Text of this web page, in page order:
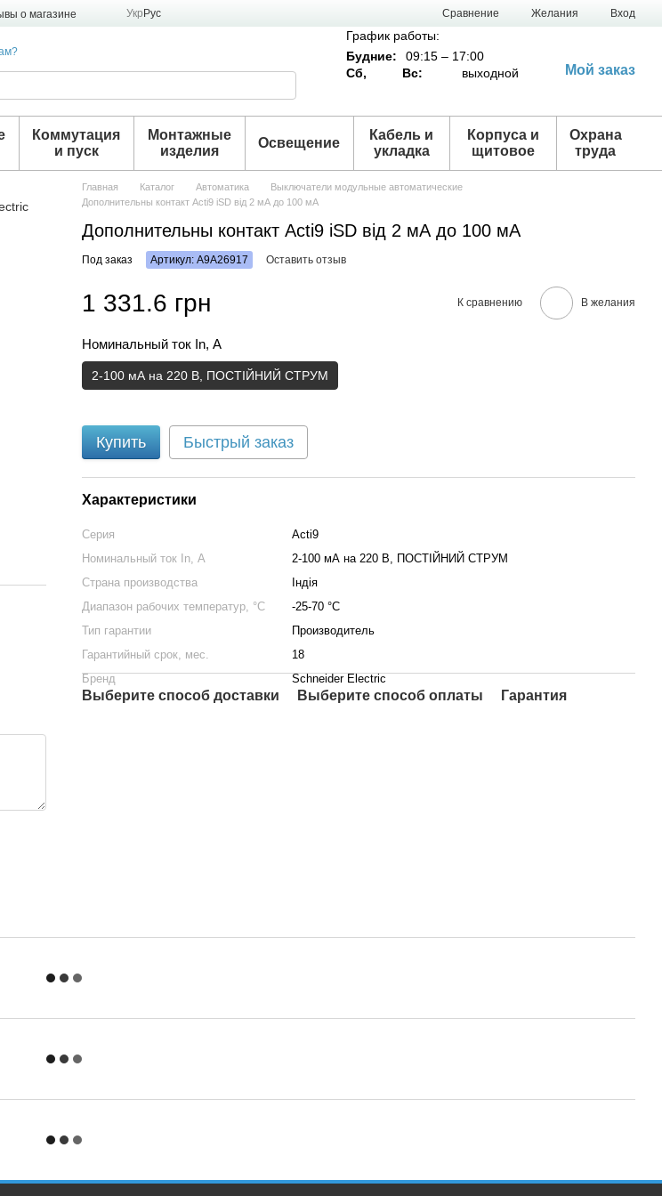
о магазине Укр Рус Сравнение Желания Вход
График работы:
Будние:
09:15 – 17:00
Сб,
Вс: выходной Мой заказ
Коммутация
и пуск
Монтажные
изделия
Освещение
Кабель и
укладка
Корпуса и
щитовое
Охрана
труда
Главная Каталог Автоматика
Выключатели модульные автоматические
Дополнительны контакт Acti9 iSD від 2 мА до 100 мА
Дополнительны контакт Acti9 iSD від 2 мА до 100 мА
Под заказ Артикул: A9A26917 Оставить отзыв
1 331.6 грн К сравнению В желания
Номинальный ток In, А
2-100 мА на 220 В, ПОСТІЙНИЙ СТРУМ
Купить Быстрый заказ
Характеристики
Серия
Acti9
Номинальный ток In, А
2-100 мА на 220 В, ПОСТІЙНИЙ СТРУМ
Страна производства
Індія
Диапазон рабочих температур, °С
-25-70 °C
Тип гарантии
Производитель
Гарантийный срок, мес.
18
Бренд
Schneider Electric
Выберите способ доставки Выберите способ оплаты Гарантия